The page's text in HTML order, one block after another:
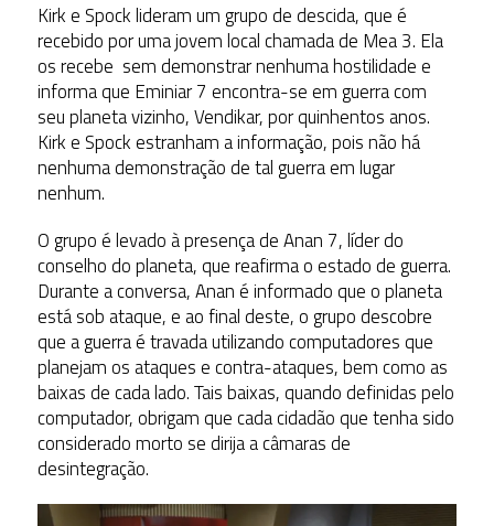
Kirk e Spock lideram um grupo de descida, que é
recebido por uma jovem local chamada de Mea 3. Ela
os recebe sem demonstrar nenhuma hostilidade e
informa que Eminiar 7 encontra-se em guerra com
seu planeta vizinho, Vendikar, por quinhentos anos.
Kirk e Spock estranham a informação, pois não há
nenhuma demonstração de tal guerra em lugar
nenhum.
O grupo é levado à presença de Anan 7, líder do
conselho do planeta, que reafirma o estado de guerra.
Durante a conversa, Anan é informado que o planeta
está sob ataque, e ao final deste, o grupo descobre
que a guerra é travada utilizando computadores que
planejam os ataques e contra-ataques, bem como as
baixas de cada lado. Tais baixas, quando definidas pelo
computador, obrigam que cada cidadão que tenha sido
considerado morto se dirija a câmaras de
desintegração.